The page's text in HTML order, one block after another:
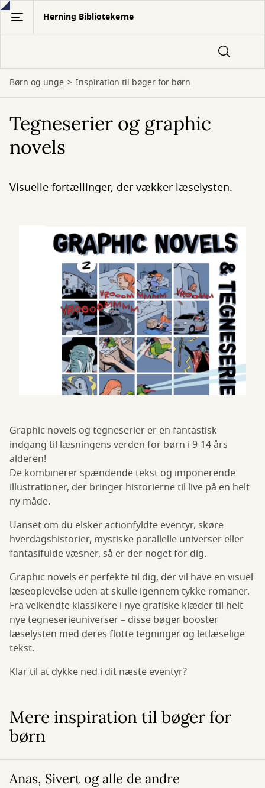
Gå
hovedindhold
Herning Bibliotekerne
Børn og unge Inspiration til bøger for børn
Tegneserier og graphic
novels
Visuelle fortællinger, der vækker læselysten.
Graphic novels og tegneserier er en fantastisk
indgang til læsningens verden for børn i 9-14 års
alderen!
De kombinerer spændende tekst og imponerende
illustrationer, der bringer historierne til live på en helt
ny måde.
Uanset om du elsker actionfyldte eventyr, skøre
hverdagshistorier, mystiske parallelle universer eller
fantasifulde væsner, så er der noget for dig.
Graphic novels er perfekte til dig, der vil have en visuel
læseoplevelse uden at skulle igennem tykke romaner.
Fra velkendte klassikere i nye grafiske klæder til helt
nye tegneserieuniverser – disse bøger booster
læselysten med deres flotte tegninger og letlæselige
tekst.
Klar til at dykke ned i dit næste eventyr?
Mere inspiration til bøger for
børn
Anas, Sivert og alle de andre